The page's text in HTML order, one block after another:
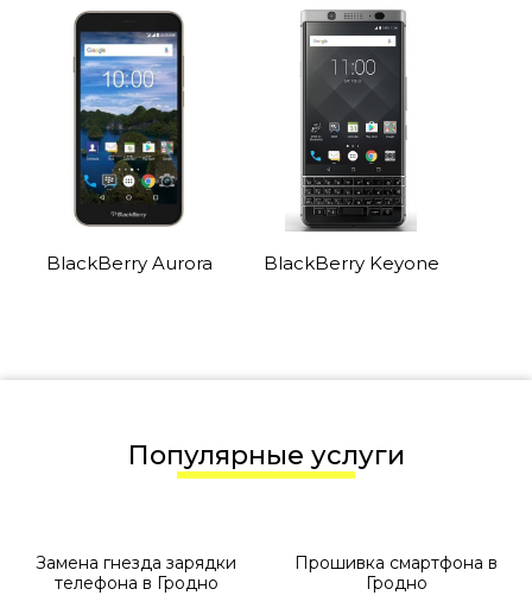
BlackBerry Aurora BlackBerry Keyone
Популярные услуги
Замена гнезда зарядки
телефона в Гродно
Прошивка смартфона в
Гродно